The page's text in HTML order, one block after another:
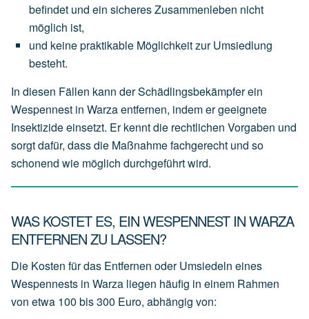
befindet und ein sicheresZusammenleben nicht
möglich ist,
und keinepraktikable Möglichkeitzur Umsiedlung
besteht.
In diesen Fällen kann der Schädlingsbekämpfer ein
Wespennest in Warza entfernen, indem er geeignete
Insektizide einsetzt. Er kennt die rechtlichen Vorgaben und
sorgt dafür, dass die Maßnahme fachgerecht und so
schonend wie möglich durchgeführt wird.
WAS KOSTET ES, EIN WESPENNEST IN WARZA
ENTFERNEN ZU LASSEN?
Die Kosten für das Entfernen oder Umsiedeln eines
Wespennests in Warza liegen häufig in einem Rahmen
von etwa 100 bis 300 Euro, abhängig von: